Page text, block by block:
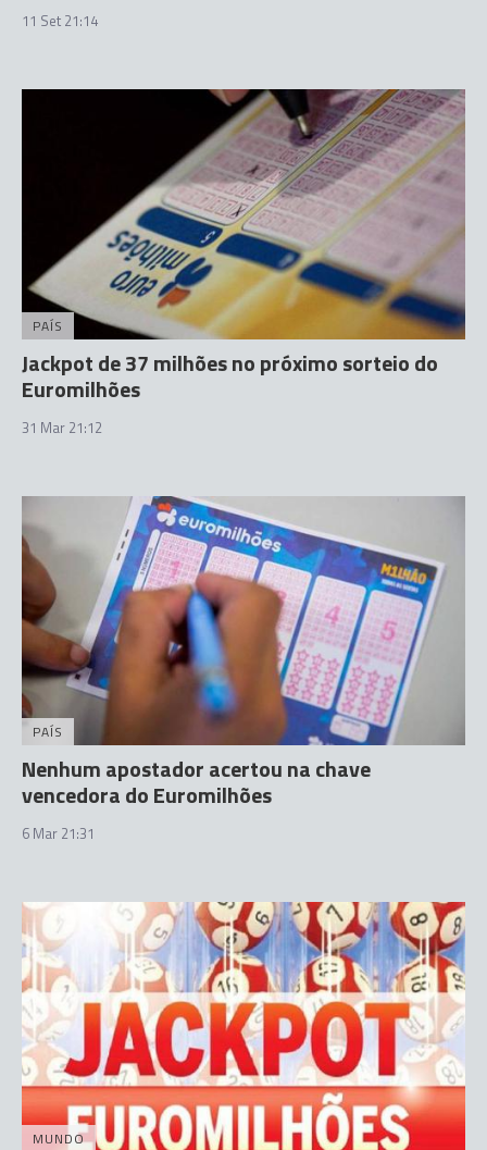
11 Set 21:14
PAÍS
Jackpot de 37 milhões no próximo sorteio do
Euromilhões
31 Mar 21:12
PAÍS
Nenhum apostador acertou na chave
vencedora do Euromilhões
6 Mar 21:31
MUNDO